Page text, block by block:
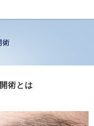
術
術とは